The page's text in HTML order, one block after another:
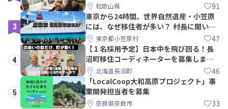
和歌山県 91
3
東京から24時間。世界自然遺産・小笠原
には、なぜ移住者が多い？ 村長に聞いて
みた東京都小笠原村 47
4
【１名採用予定】日本中を飛び回る！長
沼町移住コーディネーターを募集しま
す！北海道長沼町 46
5
「LocalCoop大和高原プロジェクト」事
業開発担当者を募集
奈良県奈良市 33